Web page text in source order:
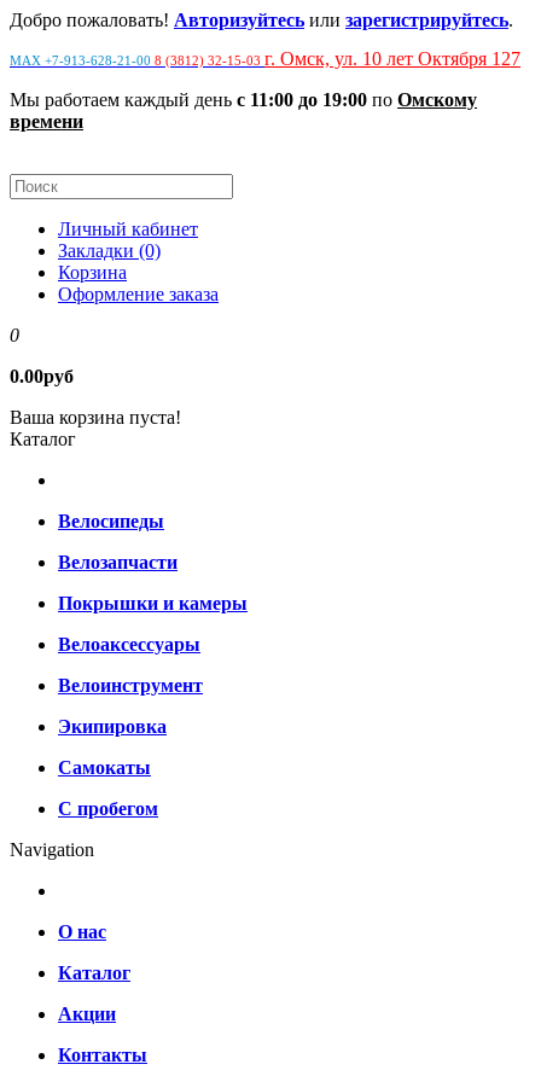
Добро пожаловать! Авторизуйтесь или зарегистрируйтесь.
MAX +7-913-628-21-00 8 (3812) 32-15-03 г. Омск, ул. 10 лет Октября 127
Мы работаем каждый день с 11:00 до 19:00 по Омскому
времени
Личный кабинет
Закладки (0)
Корзина
Оформление заказа
0
0.00руб
Ваша корзина пуста!
Каталог
Велосипеды
Велозапчасти
Покрышки и камеры
Велоаксессуары
Велоинструмент
Экипировка
Самокаты
С пробегом
Navigation
О нас
Каталог
Акции
Контакты